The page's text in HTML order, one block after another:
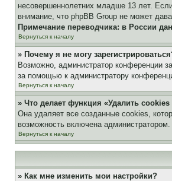
несовершеннолетних младше 13 лет.
внимание, что phpBB Group не может
Примечание переводчика: в России
Вернуться к началу
» Почему я не могу
Возможно, администратор конференции
за помощью к администратору
Вернуться к началу
» Что делает функция «Удалить
Она удаляет все созданные cookies,
возможность включена
Вернуться к началу
» Как мне изменить мои настройки?